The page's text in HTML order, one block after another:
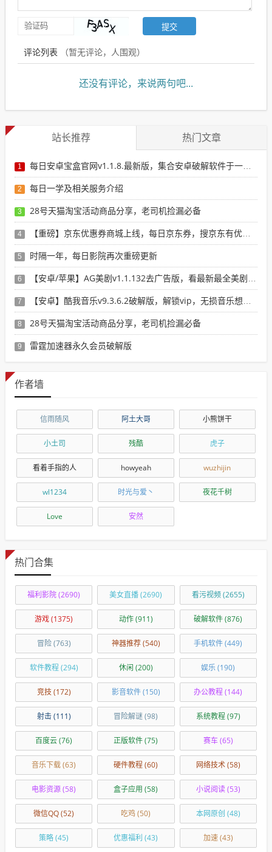
评论列表 （暂无评论， 人围观）
还没有评论，来说两句吧...
站长推荐 热门文章
1 每日安卓宝盒官网v1.1.8.最新版，集合安卓破解软件于一体，新增全网搜索引擎
2 每日一学及相关服务介绍
3 28号天猫淘宝活动商品分享，老司机捡漏必备
4 【重磅】京东优惠券商城上线，每日京东券，搜京东有优惠的商品
5 时隔一年，每日影院再次重磅更新
6 【安卓/苹果】AG美剧v1.1.132去广告版，看最新最全美剧选这个就行了！
7 【安卓】酷我音乐v9.3.6.2破解版，解锁vip，无损音乐想下就下！
8 28号天猫淘宝活动商品分享，老司机捡漏必备
9 雷霆加速器永久会员破解版
作者墙
信雨随风 阿土大哥 小熊饼干
小土司 残酷 虎子
看着手指的人 howyeah wuzhijin
wl1234 时光与爱丶 夜花千树
Love 安然
热门合集
福利影院(2690) 美女直播(2690) 看污视频(2655)
游戏(1375) 动作(911) 破解软件(876)
冒险(763) 神器推荐(540) 手机软件(449)
软件教程(294) 休闲 (200) 娱乐(190)
竞技(172) 影音软件(150) 办公教程(144)
射击(111) 冒险解谜(98) 系统教程(97)
百度云(76) 正版软件(75) 赛车(65)
音乐下载(63) 硬件教程(60) 网络技术(58)
电影资源(58) 盒子应用 (58) 小说阅读(53)
微信QQ(52) 吃鸡 (50) 本网原创 (48)
策略(45) 优惠福利 (43) 加速(43)